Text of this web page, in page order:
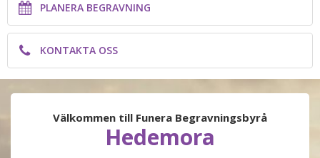
PLANERA BEGRAVNING
KONTAKTA OSS
PLANERA BEGRAVNING
PLANERA BEGRAVNING
KONTAKTA OSS
Välkommen till Funera Begravningsbyrå
Hedemora